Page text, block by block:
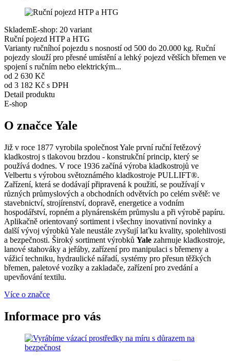
SklademE-shop: 20 variant
Ruční pojezd HTP a HTG
Varianty ručníhoí pojezdu s nosností od 500 do 20.000 kg. Ruční
pojezdy slouží pro přesné umístění a lehký pojezd větších břemen ve
spojení s ručním nebo elektrickým...
od 2 630 Kč
od 3 182 Kč s DPH
Detail produktu
E-shop
O značce Yale
Již v roce 1877 vyrobila společnost Yale první ruční řetězový
kladkostroj s tlakovou brzdou - konstrukční princip, který se
používá dodnes. V roce 1936 začíná výroba kladkostrojů ve
Velbertu s výrobou světoznámého kladkostroje PULLIFT®.
Zařízení, která se dodávají připravená k použití, se používají v
různých průmyslových a obchodních odvětvích po celém světě: ve
stavebnictví, strojírenství, dopravě, energetice a vodním
hospodářství, ropném a plynárenském průmyslu a při výrobě papíru.
Aplikačně orientovaný sortiment i všechny inovativní novinky a
další vývoj výrobků Yale neustále zvyšují laťku kvality, spolehlivosti
a bezpečnosti. Široký sortiment výrobků Yale zahrnuje kladkostroje,
lanové stahováky a jeřáby, zařízení pro manipulaci s břemeny a
vážicí techniku, hydraulické nářadí, systémy pro přesun těžkých
břemen, paletové vozíky a zakladače, zařízení pro zvedání a
upevňování textilu.
Více o značce
Informace pro vás